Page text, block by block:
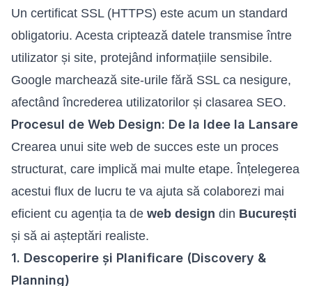
Un certificat SSL (HTTPS) este acum un standard
obligatoriu. Acesta criptează datele transmise între
utilizator și site, protejând informațiile sensibile.
Google marchează site-urile fără SSL ca nesigure,
afectând încrederea utilizatorilor și clasarea SEO.
Procesul de Web Design: De la Idee la Lansare
Crearea unui site web de succes este un proces
structurat, care implică mai multe etape. Înțelegerea
acestui flux de lucru te va ajuta să colaborezi mai
eficient cu agenția ta de web design din București
și să ai așteptări realiste.
1. Descoperire și Planificare (Discovery &
Planning)